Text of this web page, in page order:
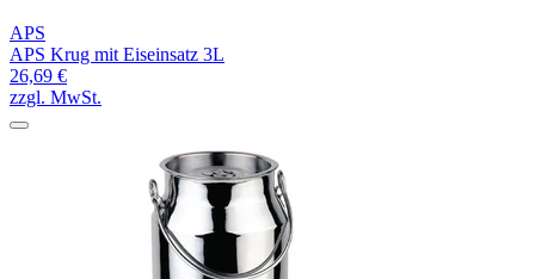
APS
APS Krug mit Eiseinsatz 3L
26,69 €
zzgl. MwSt.